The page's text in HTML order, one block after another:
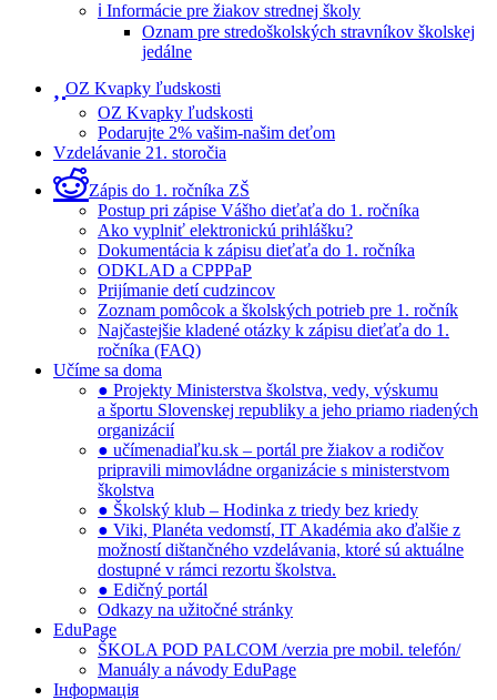
ℹ️ Informácie pre žiakov strednej školy
Oznam pre stredoškolských stravníkov školskej
jedálne
OZ Kvapky ľudskosti
OZ Kvapky ľudskosti
Podarujte 2% vašim-našim deťom
Vzdelávanie 21. storočia
Zápis do 1. ročníka ZŠ
Postup pri zápise Vášho dieťaťa do 1. ročníka
Ako vyplniť elektronickú prihlášku?
Dokumentácia k zápisu dieťaťa do 1. ročníka
ODKLAD a CPPPaP
Prijímanie detí cudzincov
Zoznam pomôcok a školských potrieb pre 1. ročník
Najčastejšie kladené otázky k zápisu dieťaťa do 1.
ročníka (FAQ)
Učíme sa doma
● Projekty Ministerstva školstva, vedy, výskumu
a športu Slovenskej republiky a jeho priamo riadených
organizácií
● učímenadiaľku.sk – portál pre žiakov a rodičov
pripravili mimovládne organizácie s ministerstvom
školstva
● Školský klub – Hodinka z triedy bez kriedy
● Viki, Planéta vedomstí, IT Akadémia ako ďalšie z
možností dištančného vzdelávania, ktoré sú aktuálne
dostupné v rámci rezortu školstva.
● Edičný portál
Odkazy na užitočné stránky
EduPage
ŠKOLA POD PALCOM /verzia pre mobil. telefón/
Manuály a návody EduPage
Інформація